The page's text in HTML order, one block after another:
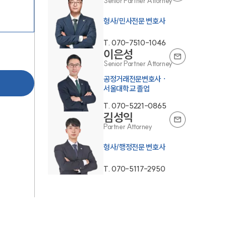
형사/민사전문 변호사
T.070-7510-1046
이은성
Senior Partner Attorney
공정거래전문변호사 ·
서울대학교 졸업
T.070-5221-0865
김성익
Partner Attorney
형사/행정전문 변호사
T.070-5117-2950